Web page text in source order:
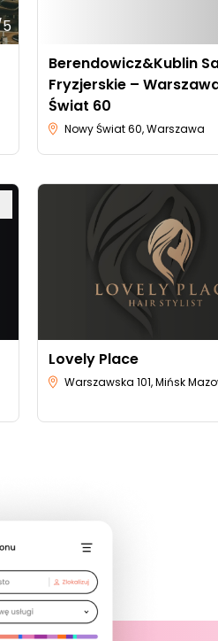
Berendowicz&Kublin
Fryzjerskie –
Świat 60
Nowy Świat 60, Warszawa
Lovely Place
Warszawska 101, Mińsk